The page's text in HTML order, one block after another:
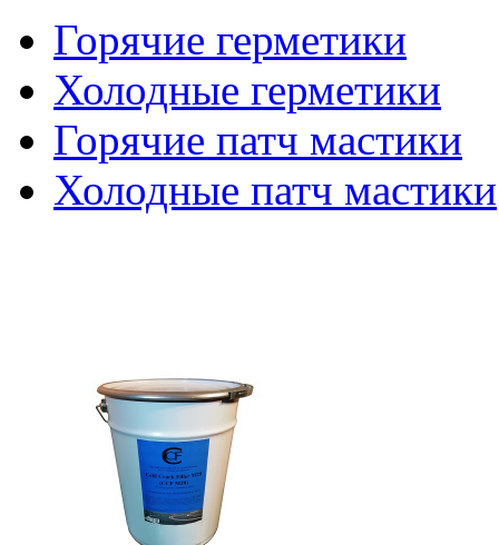
Горячие герметики
Холодные герметики
Горячие патч мастики
Холодные патч мастики